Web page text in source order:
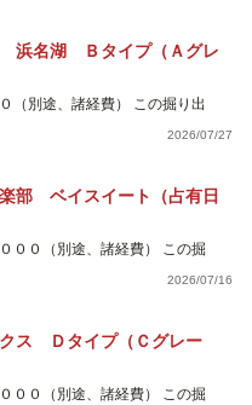
浜名湖 Ｂタイプ（Ａグレ
別途、諸経費） この掘り出
2026/07/27
部 ベイスイート（占有日
０（別途、諸経費） この掘
2026/07/16
ス Ｄタイプ（Ｃグレー
０（別途、諸経費） この掘